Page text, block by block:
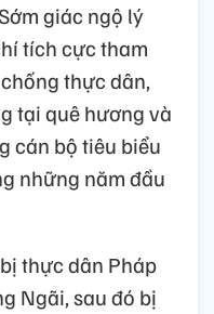
giác ngộ lý
tích cực tham
thực dân,
tại quê hương và
cán bộ tiêu biểu
những năm đầu
thực dân Pháp
Ngãi, sau đó bị